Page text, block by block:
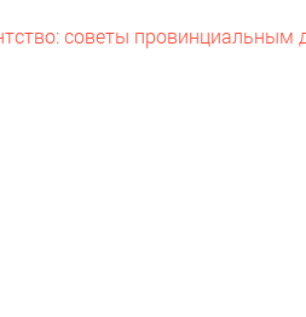
советы провинциальным